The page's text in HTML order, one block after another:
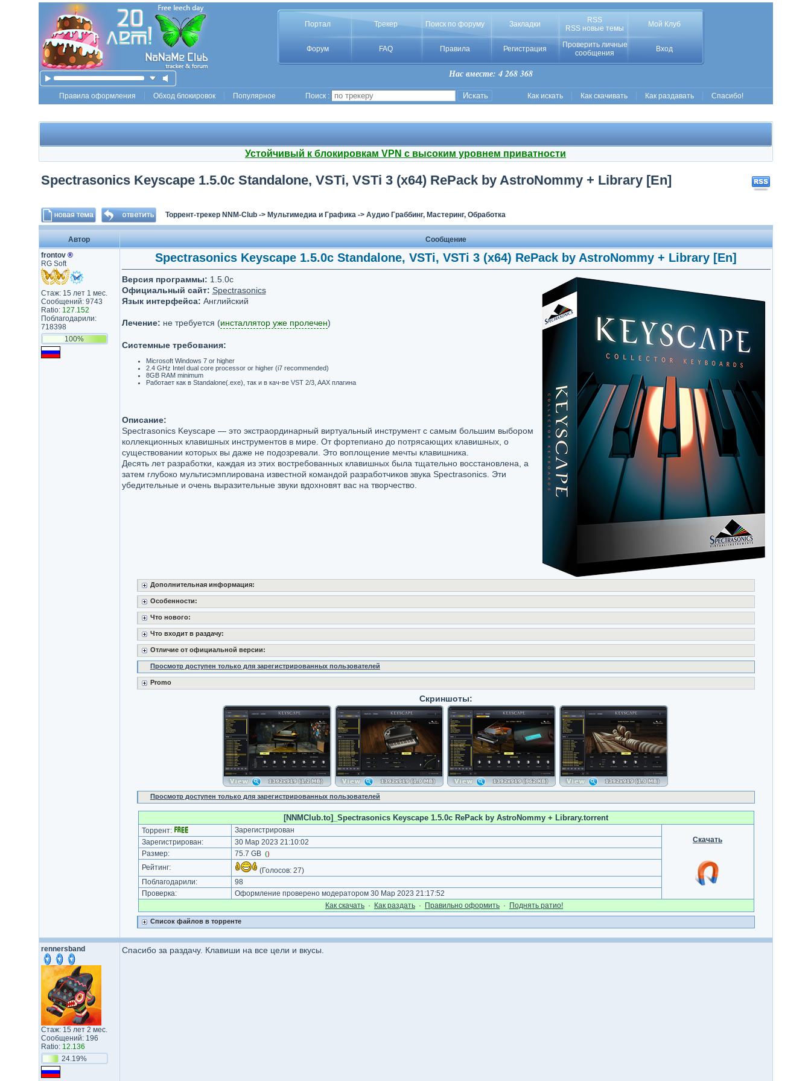
Портал Трекер Поиск по форуму Закладки
RSS
RSS новые темы
Мой Клуб
Форум FAQ Правила Регистрация
Проверить личные
сообщения
Вход
Нас вместе: 4 268 368
Правила оформления Обход блокировок Популярное Поиск : Как искать Как скачивать Как раздавать Спасибо!
Устойчивый к блокировкам VPN с высоким уровнем приватности
Spectrasonics Keyscape 1.5.0c Standalone, VSTi, VSTi 3 (x64) RePack by AstroNommy + Library [En]
Торрент-трекер NNM-Club-> Мультимедиа и Графика-> Аудио Граббинг, Мастеринг, Обработка
Автор
Сообщение
frontov ®
RG Soft
Стаж: 15 лет 1 мес.
Сообщений: 9743
Ratio: 127.152
Поблагодарили:
718398
100%
Spectrasonics Keyscape 1.5.0c Standalone, VSTi, VSTi 3 (x64) RePack by AstroNommy + Library [En]
Версия программы: 1.5.0c
Официальный сайт: Spectrasonics
Язык интерфейса: Английский
Лечение: не требуется (инсталлятор уже пролечен)
Системные требования:
Microsoft Windows 7 or higher
2.4 GHz Intel dual core processor or higher (i7 recommended)
8GB RAM minimum
Работает как в Standalone(.exe), так и в кач-ве VST 2/3, AAX плагина
Описание:
Spectrasonics Keyscape — это экстраординарный виртуальный инструмент с самым большим выбором
коллекционных клавишных инструментов в мире. От фортепиано до потрясающих клавишных, о
существовании которых вы даже не подозревали. Это воплощение мечты клавишника.
Десять лет разработки, каждая из этих востребованных клавишных была тщательно восстановлена, а
затем глубоко мультисэмплирована известной командой разработчиков звука Spectrasonics. Эти
убедительные и очень выразительные звуки вдохновят вас на творчество.
Дополнительная информация:
Особенности:
Что нового:
Что входит в раздачу:
Отличие от официальной версии:
Просмотр доступен только для зарегистрированных пользователей
Promo
Скриншоты:
Просмотр доступен только для зарегистрированных пользователей
[NNMClub.to]_Spectrasonics Keyscape 1.5.0c RePack by AstroNommy + Library.torrent
Торрент:
Зарегистрирован
Скачать
Зарегистрирован:
30 Мар 2023 21:10:02
Размер:
75.7 GB ()
Рейтинг: (Голосов: 27)
Поблагодарили:
98
Проверка:
Оформление проверено модератором 30 Мар 2023 21:17:52
Как cкачать · Как раздать · Правильно оформить · Поднять ратио!
Список файлов в торренте
rennersband
Стаж: 15 лет 2 мес.
Сообщений: 196
Ratio: 12.136
24.19%
Спасибо за раздачу. Клавиши на все цели и вкусы.